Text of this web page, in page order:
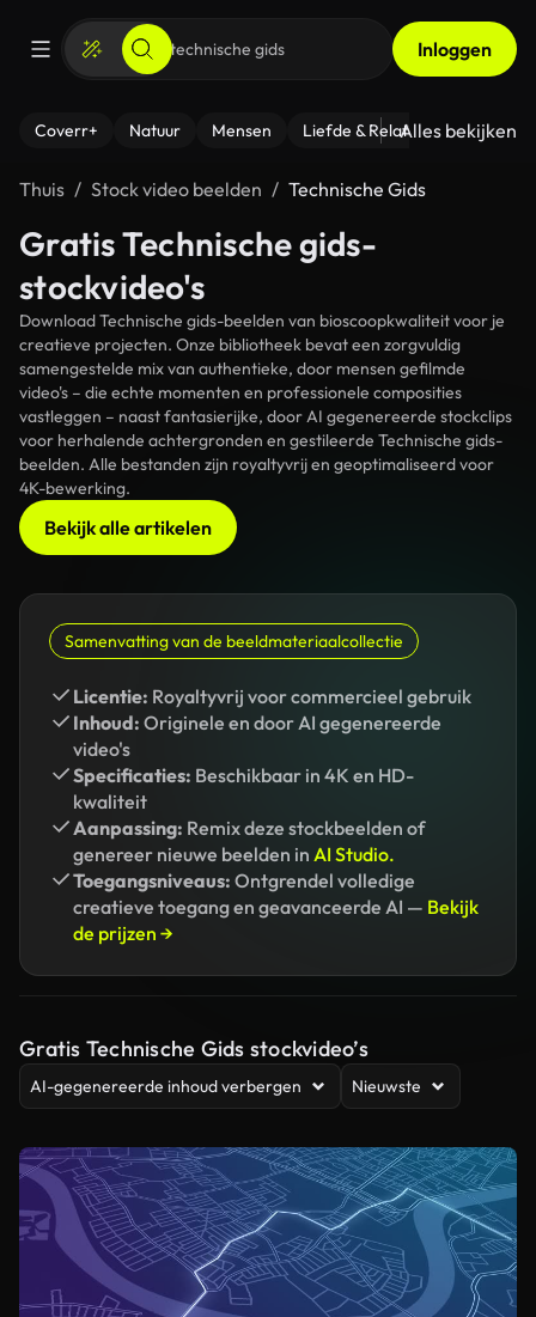
Inloggen
Coverr+ Natuur Mensen Liefde & Relaties - Fitness
Alles bekijken
Thuis Stock video beelden Technische Gids
Gratis Technische gids-
stockvideo's
Download Technische gids-beelden van bioscoopkwaliteit voor je
creatieve projecten. Onze bibliotheek bevat een zorgvuldig
samengestelde mix van authentieke, door mensen gefilmde
video's – die echte momenten en professionele composities
vastleggen – naast fantasierijke, door AI gegenereerde stockclips
voor herhalende achtergronden en gestileerde Technische gids-
beelden. Alle bestanden zijn royaltyvrij en geoptimaliseerd voor
4K-bewerking.
Bekijk alle artikelen
Samenvatting van de beeldmateriaalcollectie
Licentie: Royaltyvrij voor commercieel gebruik
Inhoud: Originele en door AI gegenereerde
video's
Specificaties: Beschikbaar in 4K en HD-
kwaliteit
Aanpassing: Remix deze stockbeelden of
genereer nieuwe beelden in AI Studio.
Toegangsniveaus: Ontgrendel volledige
creatieve toegang en geavanceerde AI — Bekijk
de prijzen →
Gratis Technische Gids stockvideo’s
AI-gegenereerde inhoud verbergen Nieuwste